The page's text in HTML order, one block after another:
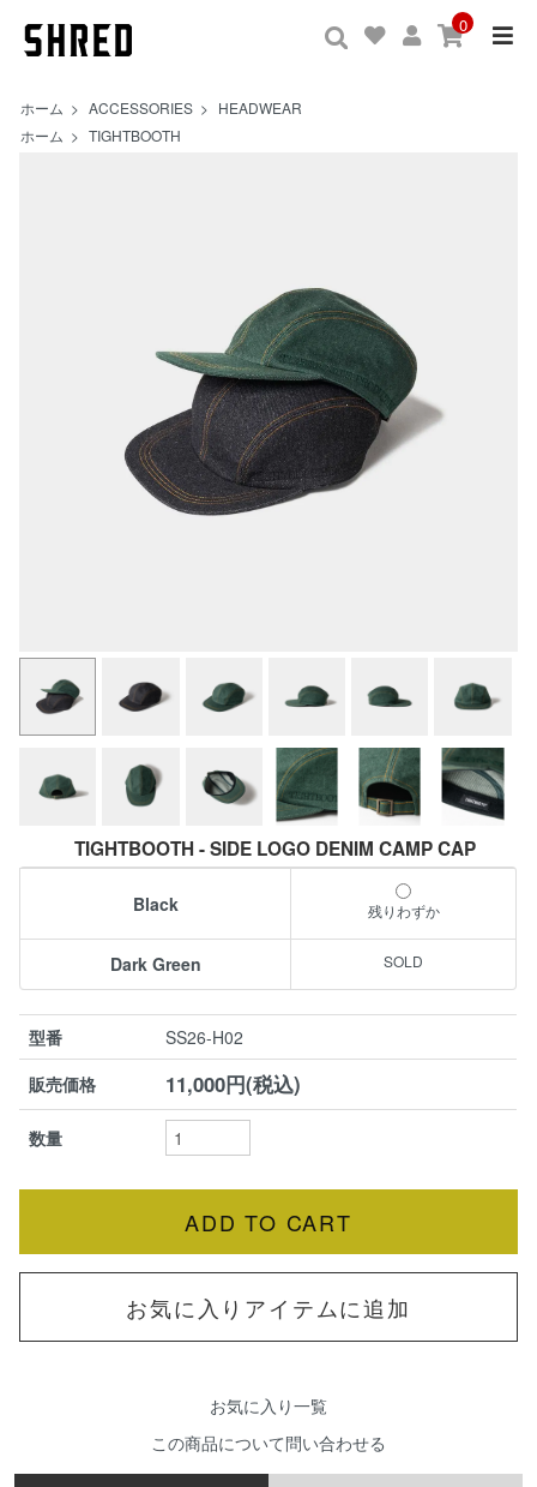
0
ホーム > ACCESSORIES > HEADWEAR
ホーム > TIGHTBOOTH
TIGHTBOOTH - SIDE LOGO DENIM CAMP CAP
Black 残りわずか
Dark Green
型番
SS26-H02
販売価格
11,000円(税込)
数量
お気に入りアイテムに追加
お気に入り一覧
この商品について問い合わせる